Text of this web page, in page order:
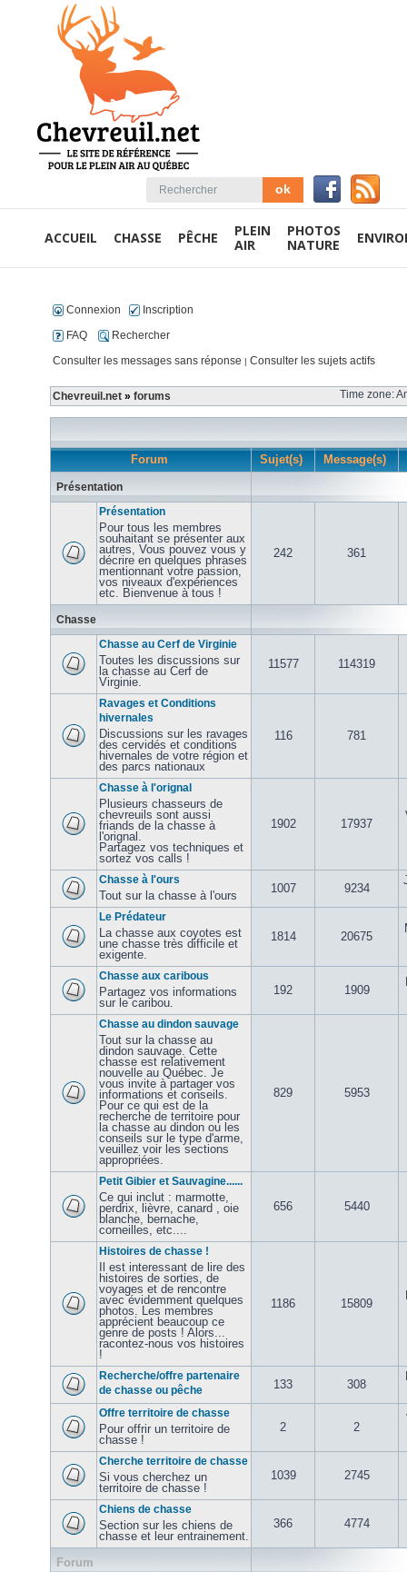
ACCUEIL CHASSE PÊCHE
PLEIN
AIR
PHOTOS
NATURE
Connexion
Inscription
FAQ
Rechercher
Consulter les messages sans réponse | Consulter les sujets actifs
Chevreuil.net » forums Time zone:
Forum Sujet(s) Message(s)
Présentation
Présentation
Pour tous les membres
souhaitant se présenter aux
autres, Vous pouvez vous y
décrire en quelques phrases
mentionnant votre passion,
vos niveaux d'expériences
etc. Bienvenue à tous !
242 361
Chasse
Chasse au Cerf de Virginie
Toutes les discussions sur
la chasse au Cerf de
Virginie.
11577 114319
Ravages et Conditions
hivernales
Discussions sur les ravages
des cervidés et conditions
hivernales de votre région et
des parcs nationaux
116 781
Chasse à l'orignal
Plusieurs chasseurs de
chevreuils sont aussi
friands de la chasse à
l'orignal.
Partagez vos techniques et
sortez vos calls !
1902 17937
Chasse à l'ours
Tout sur la chasse à l'ours
1007 9234
Le Prédateur
La chasse aux coyotes est
une chasse très difficile et
exigente.
1814 20675
Chasse aux caribous
Partagez vos informations
sur le caribou.
192 1909
Chasse au dindon sauvage
Tout sur la chasse au
dindon sauvage. Cette
chasse est relativement
nouvelle au Québec. Je
vous invite à partager vos
informations et conseils.
Pour ce qui est de la
recherche de territoire pour
la chasse au dindon ou les
conseils sur le type d'arme,
veuillez voir les sections
appropriées.
829 5953
Petit Gibier et Sauvagine......
Ce qui inclut : marmotte,
perdrix, lièvre, canard , oie
blanche, bernache,
corneilles, etc....
656 5440
Histoires de chasse !
Il est interessant de lire des
histoires de sorties, de
voyages et de rencontre
avec évidemment quelques
photos. Les membres
apprécient beaucoup ce
genre de posts ! Alors...
racontez-nous vos histoires
!
1186 15809
Recherche/offre partenaire
de chasse ou pêche
133 308
Offre territoire de chasse
Pour offrir un territoire de
chasse !
2 2
Cherche territoire de chasse
Si vous cherchez un
territoire de chasse !
1039 2745
Chiens de chasse
Section sur les chiens de
chasse et leur entrainement.
366 4774
Forum